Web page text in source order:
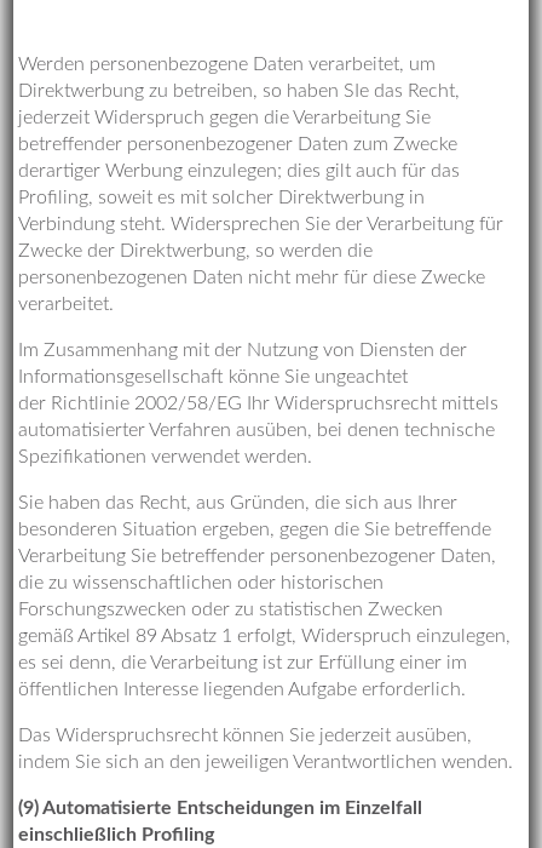
Werden personenbezogene Daten verarbeitet, um
Direktwerbung zu betreiben, so haben SIe das Recht,
jederzeit Widerspruch gegen die Verarbeitung Sie
betreffender personenbezogener Daten zum Zwecke
derartiger Werbung einzulegen; dies gilt auch für das
Profiling, soweit es mit solcher Direktwerbung in
Verbindung steht. Widersprechen Sie der Verarbeitung für
Zwecke der Direktwerbung, so werden die
personenbezogenen Daten nicht mehr für diese Zwecke
verarbeitet.
Im Zusammenhang mit der Nutzung von Diensten der
Informationsgesellschaft könne Sie ungeachtet
der Richtlinie 2002/58/EG Ihr Widerspruchsrecht mittels
automatisierter Verfahren ausüben, bei denen technische
Spezifikationen verwendet werden.
Sie haben das Recht, aus Gründen, die sich aus Ihrer
besonderen Situation ergeben, gegen die Sie betreffende
Verarbeitung Sie betreffender personenbezogener Daten,
die zu wissenschaftlichen oder historischen
Forschungszwecken oder zu statistischen Zwecken
gemäß Artikel 89 Absatz 1 erfolgt, Widerspruch einzulegen,
es sei denn, die Verarbeitung ist zur Erfüllung einer im
öffentlichen Interesse liegenden Aufgabe erforderlich.
Das Widerspruchsrecht können Sie jederzeit ausüben,
indem Sie sich an den jeweiligen Verantwortlichen wenden.
(9) Automatisierte Entscheidungen im Einzelfall
einschließlich Profiling